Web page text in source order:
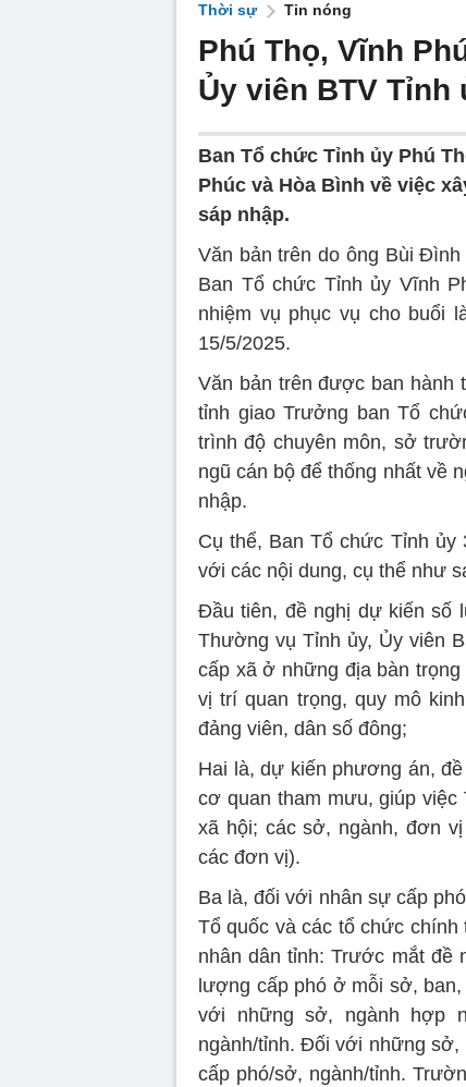
Thời sự Tin nóng
Phú Thọ, Vĩnh
Ủy viên BTV Tỉnh
Ban Tổ chức Tỉnh ủy Phú
Phúc và Hòa Bình về việc
sáp nhập.
Văn bản trên do ông Bùi
Ban Tổ chức Tỉnh ủy Vĩnh
nhiệm vụ phục vụ cho buổi
15/5/2025.
Văn bản trên được ban hành
tỉnh giao Trưởng ban Tổ
trình độ chuyên môn, sở
ngũ cán bộ để thống nhất về
nhập.
Cụ thể, Ban Tổ chức Tỉnh
với các nội dung, cụ thể như
Đầu tiên, đề nghị dự kiến số
Thường vụ Tỉnh ủy, Ủy viên
cấp xã ở những địa bàn
vị trí quan trọng, quy mô
đảng viên, dân số đông;
Hai là, dự kiến phương án,
cơ quan tham mưu, giúp
xã hội; các sở, ngành, đơn
các đơn vị).
Ba là, đối với nhân sự cấp
Tổ quốc và các tổ chức
nhân dân tỉnh: Trước mắt đề
lượng cấp phó ở mỗi sở,
với những sở, ngành hợp
ngành/tỉnh. Đối với những sở,
cấp phó/sở, ngành/tỉnh.